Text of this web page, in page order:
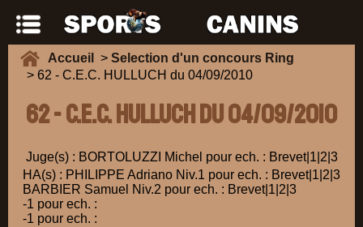
Accueil > Selection d'un concours Ring
> 62 - C.E.C. HULLUCH du 04/09/2010
62 - C.E.C. HULLUCH du 04/09/2010
Juge(s) : BORTOLUZZI Michel pour ech. : Brevet|1|2|3
HA(s) : PHILIPPE Adriano Niv.1 pour ech. : Brevet|1|2|3
BARBIER Samuel Niv.2 pour ech. : Brevet|1|2|3
-1 pour ech. :
-1 pour ech. :